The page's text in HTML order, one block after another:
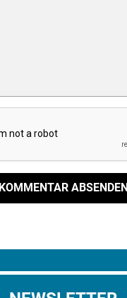
KOMMENTAR ABSENDEN